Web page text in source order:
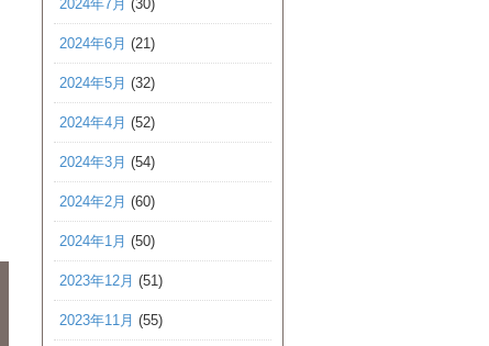
2024年7月 (30)
2024年6月 (21)
2024年5月 (32)
2024年4月 (52)
2024年3月 (54)
2024年2月 (60)
2024年1月 (50)
2023年12月 (51)
2023年11月 (55)